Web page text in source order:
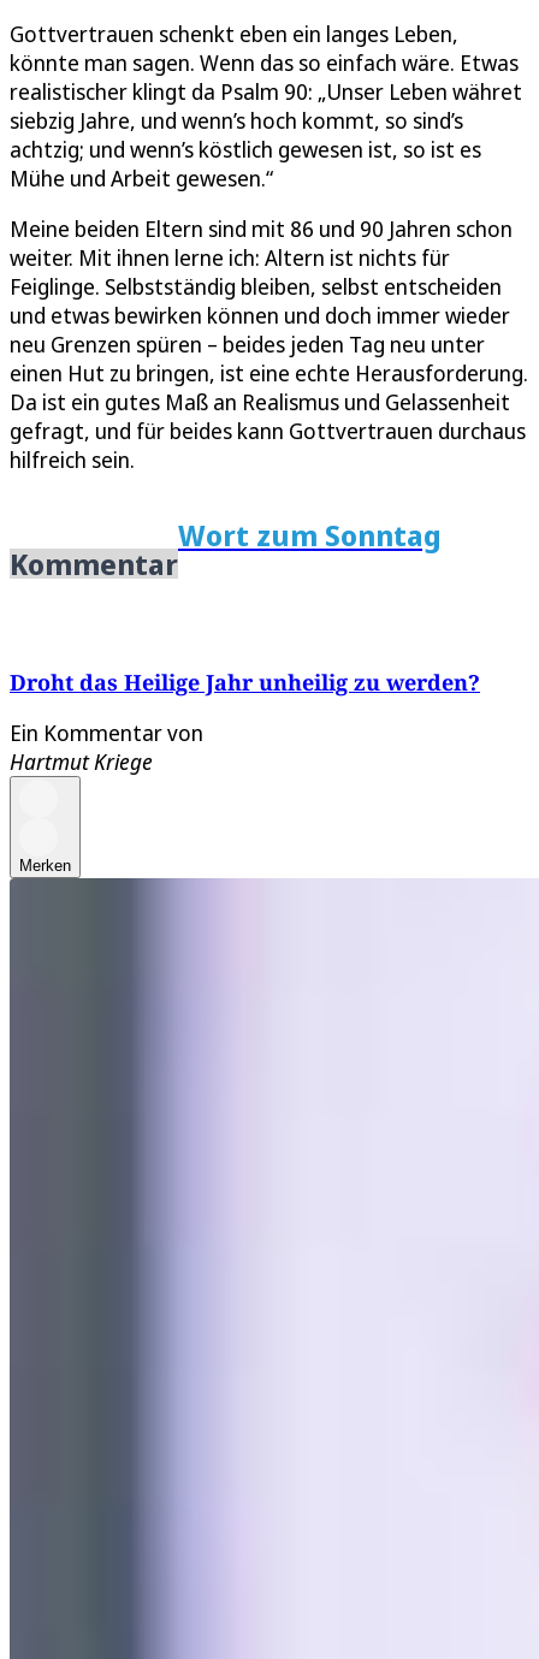
Gottvertrauen schenkt eben ein langes Leben,
könnte man sagen. Wenn das so einfach wäre. Etwas
realistischer klingt da Psalm 90: „Unser Leben währet
siebzig Jahre, und wenn’s hoch kommt, so sind’s
achtzig; und wenn’s köstlich gewesen ist, so ist es
Mühe und Arbeit gewesen.“
Meine beiden Eltern sind mit 86 und 90 Jahren schon
weiter. Mit ihnen lerne ich: Altern ist nichts für
Feiglinge. Selbstständig bleiben, selbst entscheiden
und etwas bewirken können und doch immer wieder
neu Grenzen spüren – beides jeden Tag neu unter
einen Hut zu bringen, ist eine echte Herausforderung.
Da ist ein gutes Maß an Realismus und Gelassenheit
gefragt, und für beides kann Gottvertrauen durchaus
hilfreich sein.
Kommentar
Wort zum Sonntag
Droht das Heilige Jahr unheilig zu werden?
Ein Kommentar von
Hartmut Kriege
Merken